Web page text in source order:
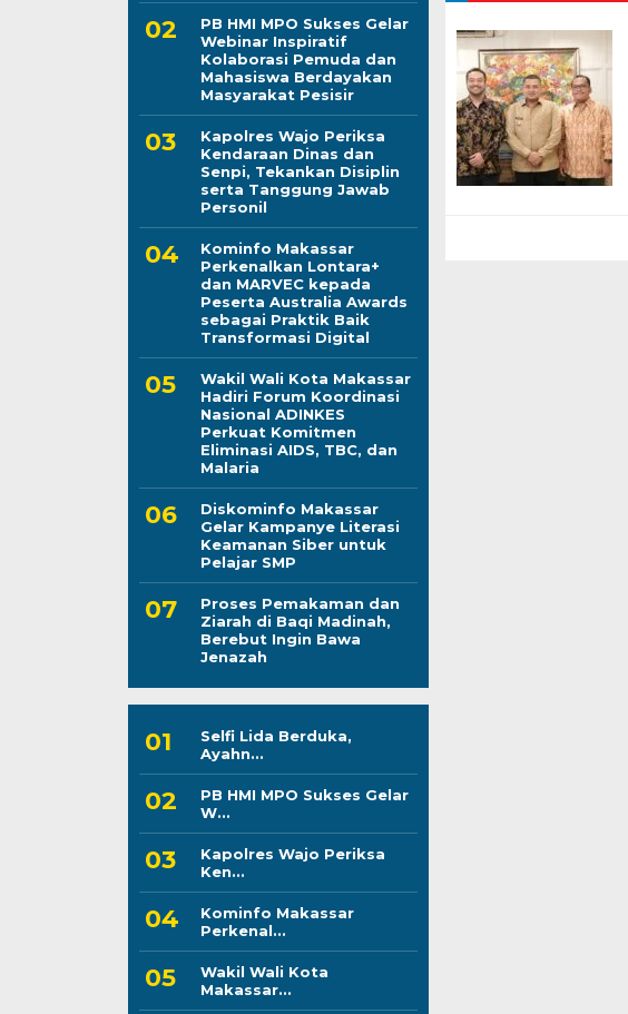
PB HMI MPO Sukses Gelar
Webinar Inspiratif
Kolaborasi Pemuda dan
Mahasiswa Berdayakan
Masyarakat Pesisir
Kapolres Wajo Periksa
Kendaraan Dinas dan
Senpi, Tekankan Disiplin
serta Tanggung Jawab
Personil
Kominfo Makassar
Perkenalkan Lontara+
dan MARVEC kepada
Peserta Australia Awards
sebagai Praktik Baik
Transformasi Digital
Wakil Wali Kota Makassar
Hadiri Forum Koordinasi
Nasional ADINKES
Perkuat Komitmen
Eliminasi AIDS, TBC, dan
Malaria
Diskominfo Makassar
Gelar Kampanye Literasi
Keamanan Siber untuk
Pelajar SMP
Proses Pemakaman dan
Ziarah di Baqi Madinah,
Berebut Ingin Bawa
Jenazah
Selfi Lida Berduka,
Ayahn...
PB HMI MPO Sukses Gelar
W...
Kapolres Wajo Periksa
Ken...
Kominfo Makassar
Perkenal...
Wakil Wali Kota
Makassar...